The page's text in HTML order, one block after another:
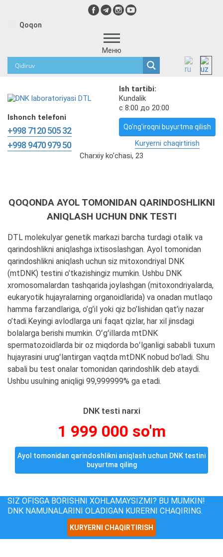
Qoqon
Меню
Ish tartibi:
Kundalik
с 8:00 до 20:00
Ishonch telefoni
+998 7120 505 32
+998 9470 979 50
Qo'ng'iroqni buyurtma qilish
Kuryerni chaqirtirish
Charxiy ko'chasi, 23
QOQONDA AYOL TOMONIDAN QARINDOSHLIKNI
ANIQLASH UCHUN DNK TESTI
DTL molekulyar genetik markazi barcha turdagi otalik va
qarindoshlikni aniqlashga ixtisoslashgan. Ayol tomonidan
qarindoshlikni aniqlash uchun siz mitoxondriyal DNK
(mtDNK) testini o’tkazishingiz mumkin. Ushbu DNK
xromosomalardan tashqarida joylashgan (mitoxondriyalarda,
eukaryotik hujayralarning organoidlarida) va onadan mutlaqo
hamma farzandlariga, o’g’il yoki qiz bo’lishidan qat’iy nazar
o’tadi.Keyingi avlodlarga uni faqat qizlar, har xil jinsdagi
bolalarga berishi mumkin. Oʻgʻillarda mtDNK
spermatozoidlarda bir oz miqdorda boʻlganligi sababli tuxum
hujayrasini urugʻlantirgan vaqtda mtDNK nobud bo’ladi. Shu
sabali bu test onalar tomonidan qarindoshlik deb ataydi.
Ushbu usulning aniqligi 99,999999% ga etadi.
DNK testi narxi
1 999 000 so'm
Ayol tomonidan qarindoshlikni aniqlash uchun DNK testini
buyurtma qiling
SIZ OFISGA BORISHNI XOHLAMAYSIZMI? BU MUMKIN!
DNK NAMUNALARINI OLADIGAN KURERNI CHAQIRING.
KURYERNI CHAQIRTIRISH